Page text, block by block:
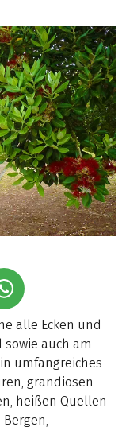
TAB)
NEUEM TAB)
(LINK ÖFFNET IN
alle Ecken und
auch am
umfangreiches
grandiosen
heißen Quellen